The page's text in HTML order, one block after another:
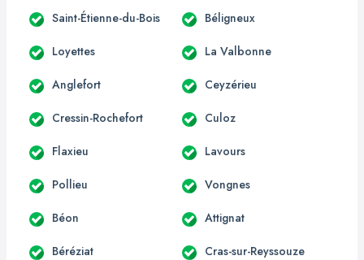
Saint-Étienne-du-Bois Béligneux
Loyettes La Valbonne
Anglefort Ceyzérieu
Cressin-Rochefort Culoz
Flaxieu Lavours
Pollieu Vongnes
Béon Attignat
Béréziat Cras-sur-Reyssouze